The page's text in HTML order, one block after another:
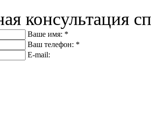
консультация
Ваше имя: *
Ваш телефон: *
E-mail: